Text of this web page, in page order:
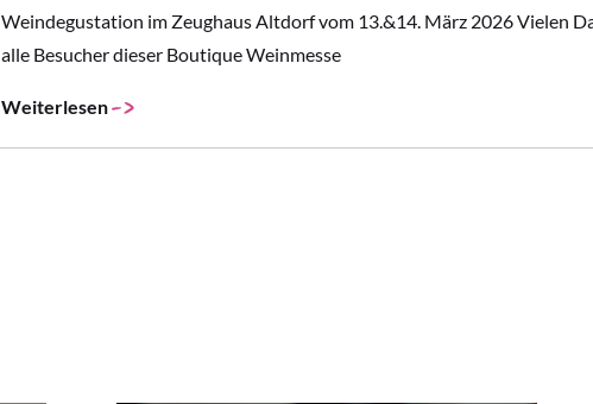
Weindegustation im Zeughaus Altdorf vom 13.&14. März 2026 Vielen
alle Besucher dieser Boutique Weinmesse
Weiterlesen